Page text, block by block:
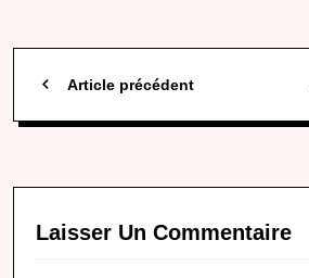
Article précédent
Laisser Un Commentaire